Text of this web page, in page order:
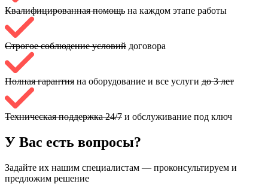
Квалифицированная помощь на каждом этапе работы
Строгое соблюдение условий договора
Полная гарантия на оборудование и все услуги до 3 лет
Техническая поддержка 24/7 и обслуживание под ключ
У Вас есть вопросы?
Задайте их нашим специалистам — проконсультируем и
предложим решение